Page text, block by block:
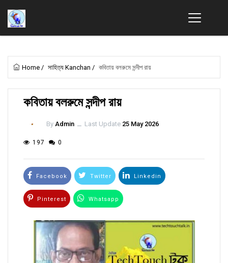
Home / সাহিত্য Kanchan / কবিতায় বলরুমে সন্দীপ রায়
কবিতায় বলরুমে সন্দীপ রায়
By Admin ــ Last Update 25 May 2026
197 0
Facebook Twitter Linkedin
Pinterest Whatsapp